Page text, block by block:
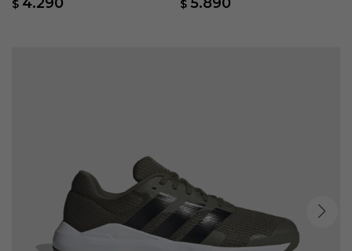
$ $